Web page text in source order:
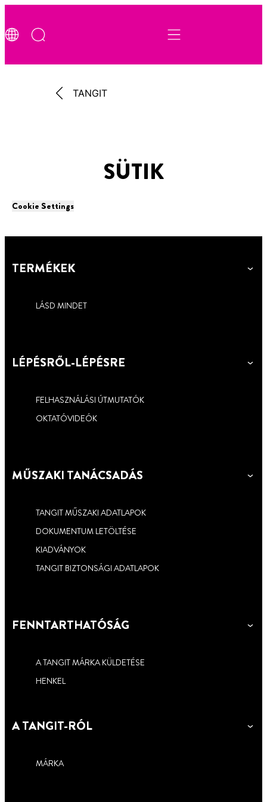
TANGIT
SÜTIK
Cookie Settings
TERMÉKEK
LÁSD MINDET
LÉPÉSRŐL-LÉPÉSRE
FELHASZNÁLÁSI ÚTMUTATÓK
OKTATÓVIDEÓK
MŰSZAKI TANÁCSADÁS
TANGIT MŰSZAKI ADATLAPOK
DOKUMENTUM LETÖLTÉSE
KIADVÁNYOK
TANGIT BIZTONSÁGI ADATLAPOK
FENNTARTHATÓSÁG
A TANGIT MÁRKA KÜLDETÉSE
HENKEL
A TANGIT-RÓL
MÁRKA